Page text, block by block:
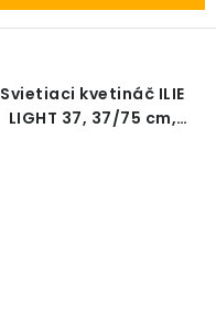
Svietiaci kvetináč ILIE
LIGHT 37, 37/75 cm,